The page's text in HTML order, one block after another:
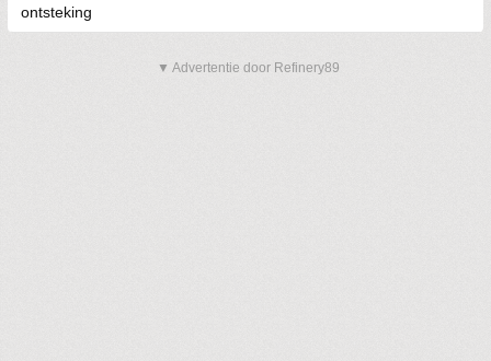
ontsteking
▼ Advertentie door Refinery89